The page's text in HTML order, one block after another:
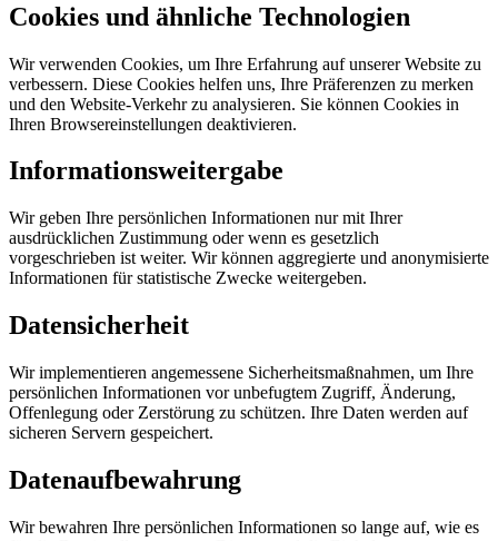
Cookies und ähnliche Technologien
Wir verwenden Cookies, um Ihre Erfahrung auf unserer Website zu
verbessern. Diese Cookies helfen uns, Ihre Präferenzen zu merken
und den Website-Verkehr zu analysieren. Sie können Cookies in
Ihren Browsereinstellungen deaktivieren.
Informationsweitergabe
Wir geben Ihre persönlichen Informationen nur mit Ihrer
ausdrücklichen Zustimmung oder wenn es gesetzlich
vorgeschrieben ist weiter. Wir können aggregierte und anonymisierte
Informationen für statistische Zwecke weitergeben.
Datensicherheit
Wir implementieren angemessene Sicherheitsmaßnahmen, um Ihre
persönlichen Informationen vor unbefugtem Zugriff, Änderung,
Offenlegung oder Zerstörung zu schützen. Ihre Daten werden auf
sicheren Servern gespeichert.
Datenaufbewahrung
Wir bewahren Ihre persönlichen Informationen so lange auf, wie es